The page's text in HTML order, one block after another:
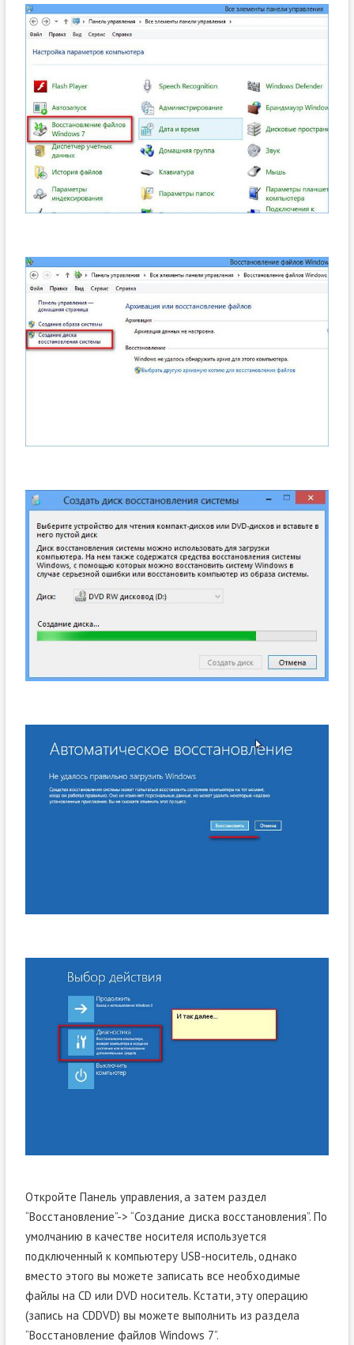
Откройте Панель управления, а затем раздел
“Восстановление”-> “Создание диска восстановления”. По
умолчанию в качестве носителя используется
подключенный к компьютеру USB-носитель, однако
вместо этого вы можете записать все необходимые
файлы на CD или DVD носитель. Кстати, эту операцию
(запись на CDDVD) вы можете выполнить из раздела
“Восстановление файлов Windows 7”.